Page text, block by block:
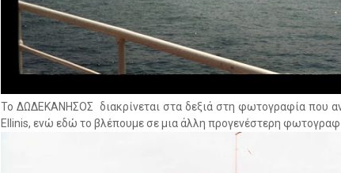
Το ΔΩΔΕΚΑΝΗΣΟΣ διακρίνεται στα δεξιά στη φωτογραφία που
Ellinis, ενώ εδώ το βλέπουμε σε μια άλλη προγενέστερη